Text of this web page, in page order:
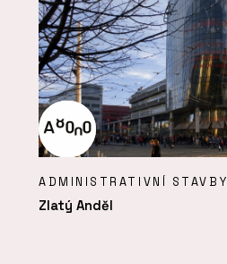
ADMINISTRATIVNÍ STAVBY
Zlatý Anděl